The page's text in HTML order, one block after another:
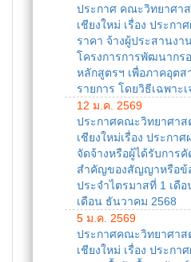
ประกาศ คณะวิทยาศา
เชียงใหม่ เรื่อง ประกา
ราคา จ้างผู้ประสานงา
โครงการการพัฒนากร
หลักสูตรฯ เพื่อภาคอุตส
รายการ โดยวิธีเฉพาะเ
12 ม.ค. 2569
ประกาศคณะวิทยาศาส
เชียงใหม่เรื่อง ประกา
จัดจ้างหรือผู้ได้รับการ
สำคัญของสัญญาหรือข้
ประจำไตรมาสที่ 1 เดื
เดือน ธันวาคม 2568
5 ม.ค. 2569
ประกาศคณะวิทยาศาส
เชียงใหม่ เรื่อง ประกา